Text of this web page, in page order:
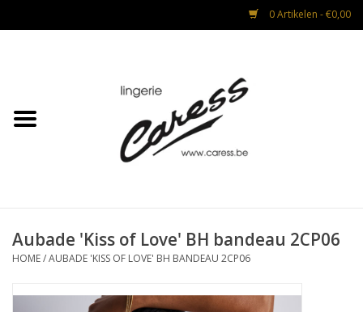
0 Artikelen - €0,00
Lingerie
Advies na operaties
Aubade 'Kiss of Love' BH bandeau 2CP06
HOME/AUBADE 'KISS OF LOVE' BH BANDEAU 2CP06